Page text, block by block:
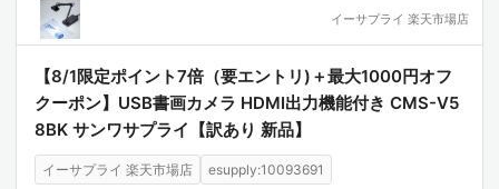
イーサプライ 楽天市場店
【8/1限定ポイント7倍（要エントリ)＋最大1000円オフ
クーポン】USB書画カメラ HDMI出力機能付き CMS-V5
8BK サンワサプライ【訳あり 新品】
イーサプライ 楽天市場店 esupply:10093691